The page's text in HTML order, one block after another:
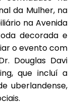
da Mulher, na
na Avenida
decorada e
o evento com
Douglas Davi
que incluí a
uberlandense,